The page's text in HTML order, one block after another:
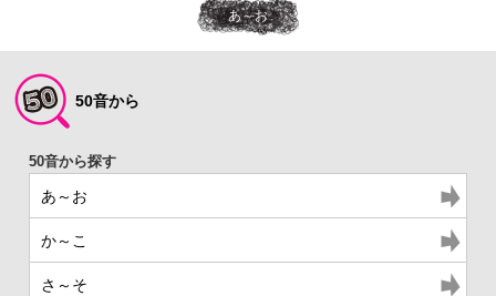
あ～お
50音から
あ～お
か～こ
さ～そ